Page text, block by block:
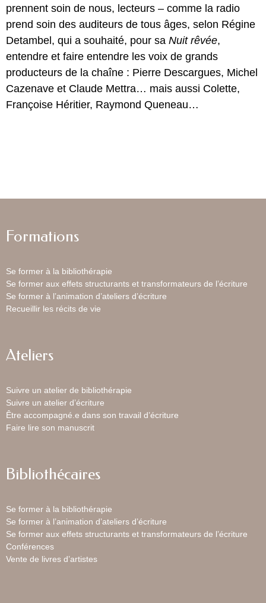
prennent soin de nous, lecteurs – comme la radio
prend soin des auditeurs de tous âges, selon Régine
Detambel, qui a souhaité, pour sa Nuit rêvée,
entendre et faire entendre les voix de grands
producteurs de la chaîne : Pierre Descargues, Michel
Cazenave et Claude Mettra… mais aussi Colette,
Françoise Héritier, Raymond Queneau…
Formations
Se former à la bibliothérapie
Se former aux effets structurants et transformateurs de l’écriture
Se former à l’animation d’ateliers d’écriture
Recueillir les récits de vie
Ateliers
Suivre un atelier de bibliothérapie
Suivre un atelier d’écriture
Être accompagné.e dans son travail d’écriture
Faire lire son manuscrit
Bibliothécaires
Se former à la bibliothérapie
Se former à l’animation d’ateliers d’écriture
Se former aux effets structurants et transformateurs de l’écriture
Conférences
Vente de livres d’artistes